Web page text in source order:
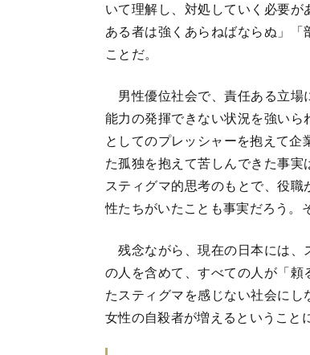
いて理解し、対処していく必要
ある者は強くあらねばならぬ」
ことだ。
男性優位社会で、責任ある立場
能力の発揮できない状況を強いら
としてのプレッシャーを抱えて
た孤独を抱えて苦しんできた事
スティグマ的思考のもとで、役
性たちがいたことも事実だろう。
残念ながら、現在の日本には、
の人を含めて、すべての人が「
たスティグマを感じない社会に
女性の自殺者が増えるということ